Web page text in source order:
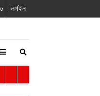
লগইন